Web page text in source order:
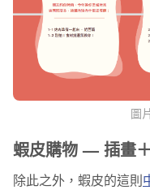
圖
蝦皮購物 — 插畫
除此之外，蝦皮的這則